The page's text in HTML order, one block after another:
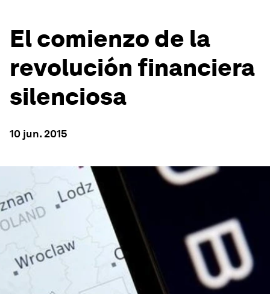
El comienzo de la
revolución financiera
silenciosa
10 jun. 2015